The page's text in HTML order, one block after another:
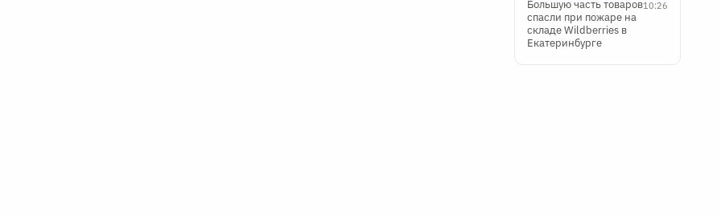
10:26
Большую часть товаров
спасли при пожаре на
складе Wildberries в
Екатеринбурге